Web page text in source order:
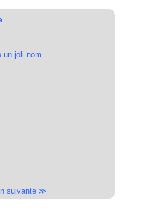
un joli nom
suivante ≫